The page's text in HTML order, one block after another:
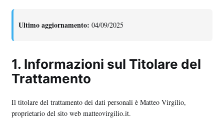
Ultimo aggiornamento: 04/09/2025
1. Informazioni sul Titolare del
Trattamento
Il titolare del trattamento dei dati personali è Matteo Virgilio,
proprietario del sito web matteovirgilio.it.